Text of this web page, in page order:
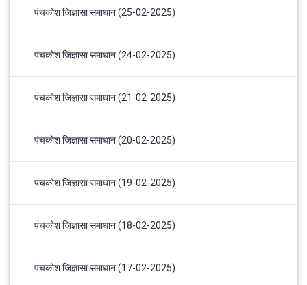
पंचकोश जिज्ञासा समाधान (25-02-2025)
पंचकोश जिज्ञासा समाधान (24-02-2025)
पंचकोश जिज्ञासा समाधान (21-02-2025)
पंचकोश जिज्ञासा समाधान (20-02-2025)
पंचकोश जिज्ञासा समाधान (19-02-2025)
पंचकोश जिज्ञासा समाधान (18-02-2025)
पंचकोश जिज्ञासा समाधान (17-02-2025)